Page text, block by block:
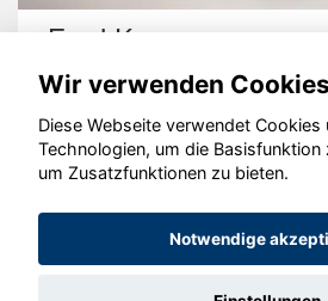
Ford Kuga
© konjunkturmotor.de
Wir verwenden Cookies
Diese Webseite verwendet Cookies
Technologien, um die
um Zusatzfunktionen zu bieten.
Notwendige